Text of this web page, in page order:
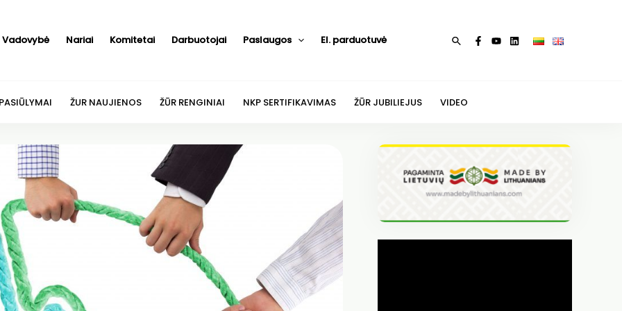
Vadovybė Nariai Komitetai Darbuotojai Paslaugos El. parduotuvė Paieška
ŽUR NAUJIENOS ŽŪR RENGINIAI NKP SERTIFIKAVIMAS ŽŪR JUBILIEJUS VIDEO